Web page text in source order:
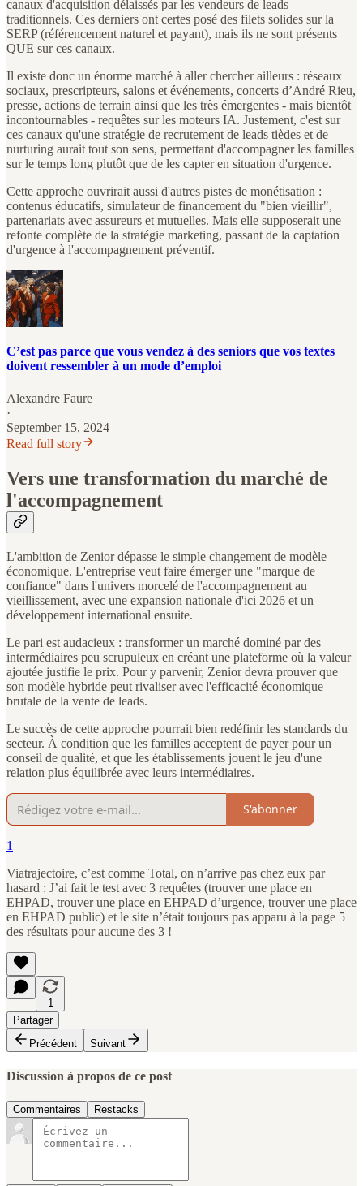
canaux d'acquisition délaissés par les vendeurs de leads
traditionnels. Ces derniers ont certes posé des filets solides sur la
SERP (référencement naturel et payant), mais ils ne sont présents
QUE sur ces canaux.
Il existe donc un énorme marché à aller chercher ailleurs : réseaux
sociaux, prescripteurs, salons et événements, concerts d’André Rieu,
presse, actions de terrain ainsi que les très émergentes - mais bientôt
incontournables - requêtes sur les moteurs IA. Justement, c'est sur
ces canaux qu'une stratégie de recrutement de leads tièdes et de
nurturing aurait tout son sens, permettant d'accompagner les familles
sur le temps long plutôt que de les capter en situation d'urgence.
Cette approche ouvrirait aussi d'autres pistes de monétisation :
contenus éducatifs, simulateur de financement du "bien vieillir",
partenariats avec assureurs et mutuelles. Mais elle supposerait une
refonte complète de la stratégie marketing, passant de la captation
d'urgence à l'accompagnement préventif.
C’est pas parce que vous vendez à des seniors que vos textes
doivent ressembler à un mode d’emploi
Alexandre Faure
·
September 15, 2024
Read full story
Vers une transformation du marché de
l'accompagnement
L'ambition de Zenior dépasse le simple changement de modèle
économique. L'entreprise veut faire émerger une "marque de
confiance" dans l'univers morcelé de l'accompagnement au
vieillissement, avec une expansion nationale d'ici 2026 et un
développement international ensuite.
Le pari est audacieux : transformer un marché dominé par des
intermédiaires peu scrupuleux en créant une plateforme où la valeur
ajoutée justifie le prix. Pour y parvenir, Zenior devra prouver que
son modèle hybride peut rivaliser avec l'efficacité économique
brutale de la vente de leads.
Le succès de cette approche pourrait bien redéfinir les standards du
secteur. À condition que les familles acceptent de payer pour un
conseil de qualité, et que les établissements jouent le jeu d'une
relation plus équilibrée avec leurs intermédiaires.
S'abonner
1
Viatrajectoire, c’est comme Total, on n’arrive pas chez eux par
hasard : J’ai fait le test avec 3 requêtes (trouver une place en
EHPAD, trouver une place en EHPAD d’urgence, trouver une place
en EHPAD public) et le site n’était toujours pas apparu à la page 5
des résultats pour aucune des 3 !
1
Partager
Précédent
Suivant
Discussion à propos de ce post
Commentaires Restacks